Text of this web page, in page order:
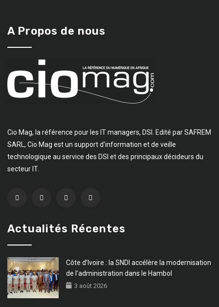
A Propos de nous
Cio Mag, la référence pour les IT managers, DSI. Edité par SAFREM
SARL, Cio Mag est un support d’information et de veille
technologique au service des DSI et des principaux décideurs du
secteur IT.
Actualités Récentes
Côte d’Ivoire : la SNDI accélère la modernisation
de l’administration dans le Hambol
3 août 2026